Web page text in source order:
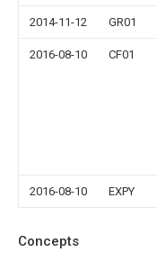
2014-11-12 GR01
2016-08-10 CF01
2016-08-10 EXPY
Concepts